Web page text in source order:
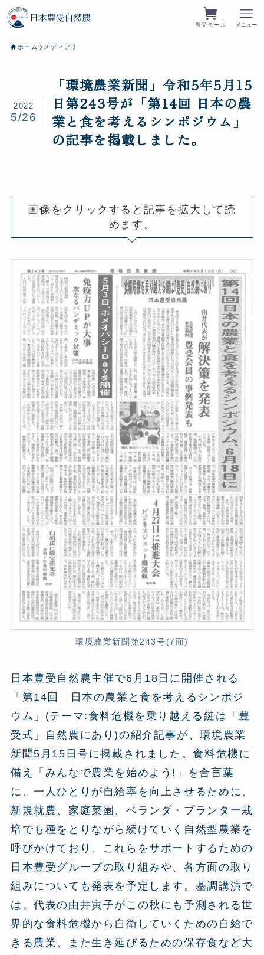
豊受モール メニュー
ホーム メディア
「環境農業新聞」令和5年5月15
日第243号が「第14回 日本の農
業と食を考えるシンポジウム」
の記事を掲載しました。
2022
5/26
画像をクリックすると記事を拡大して読
めます。
環境農業新聞第243号(7面)
日本豊受自然農主催で6月18日に開催される
「第14回 日本の農業と食を考えるシンポジ
ウム」(テーマ:食料危機を乗り越える鍵は「豊
受式」自然農にあり)の紹介記事が、環境農業
新聞5月15日号に掲載されました。食料危機に
備え「みんなで農業を始めよう!」を合言葉
に、一人ひとりが自給率を向上させるために、
新規就農、家庭菜園、ベランダ・プランター栽
培でも種をとりながら続けていく自然型農業を
呼びかけており、これらをサポートするための
日本豊受グループの取り組みや、各方面の取り
組みについても発表を予定します。基調講演で
は、代表の由井寅子がこの秋にも予測される世
界的な食料危機から自衛していくための自給で
きる農業、また生き延びるための保存食など大